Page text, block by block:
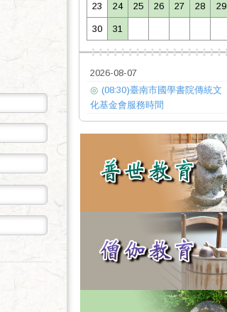
23 24 25 26 27 28 29
30 31
2026-08-07
◎ (08:30)臺南市國學書院傳統文
化基金會服務時間